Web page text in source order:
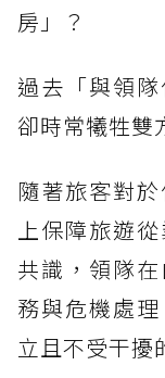
房」？
過去「與領
卻時常犧牲雙
隨著旅客對
上保障旅遊
共識，領隊
務與危機處
立且不受干擾